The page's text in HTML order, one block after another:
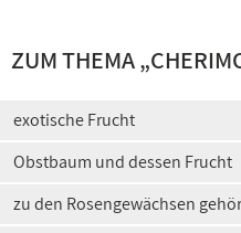
ZUM THEMA
exotische Frucht
Obstbaum und dessen Frucht
zu den Rosengewächsen